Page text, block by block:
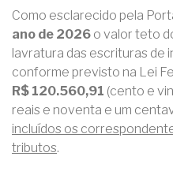
Como esclarecido pela
ano de 2026 o valor teto
lavratura das escrituras de
conforme previsto na Lei
R$ 120.560,91 (cento e
reais e noventa e um
incluídos os
tributos.